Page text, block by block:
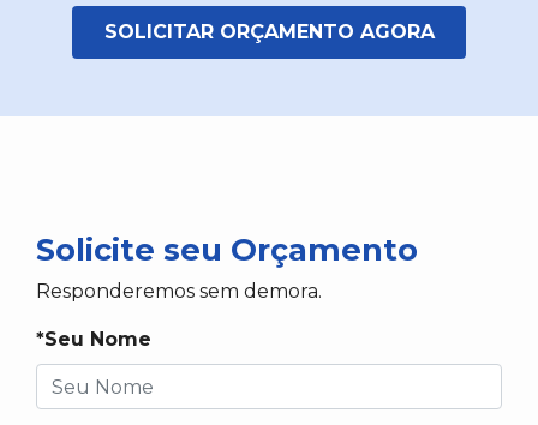
SOLICITAR ORÇAMENTO AGORA
Solicite seu Orçamento
Responderemos sem demora.
*Seu Nome